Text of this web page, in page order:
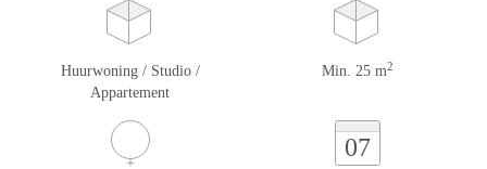
Huurwoning / Studio /
Appartement
Min. 25 m2
07